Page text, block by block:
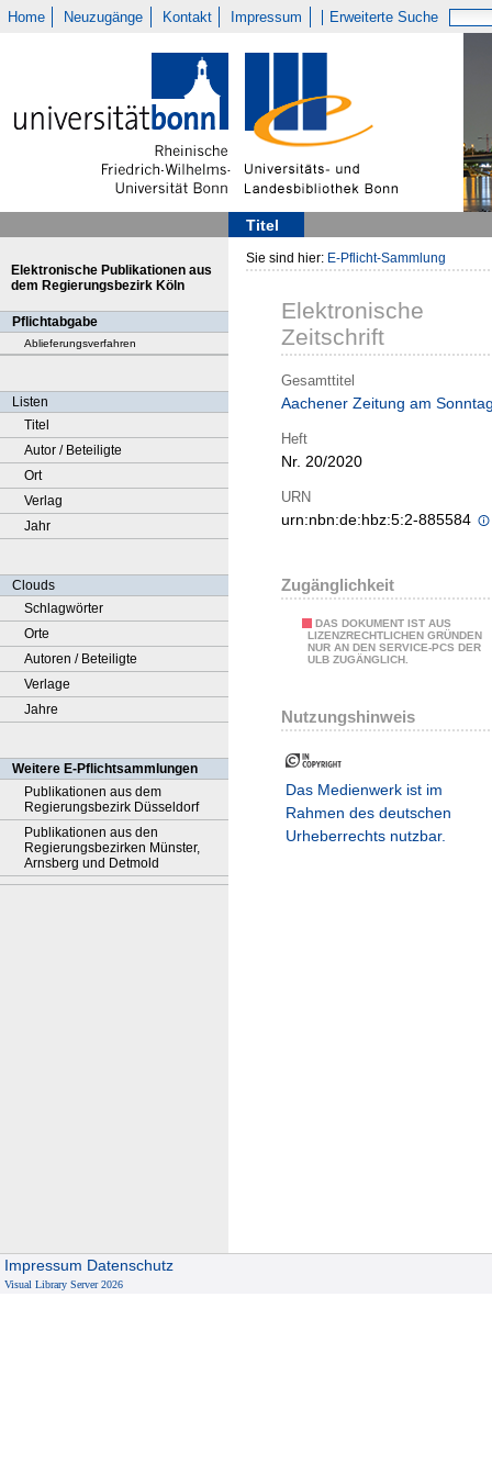
Home Neuzugänge Kontakt Impressum Erweiterte Suche
Titel
Elektronische Publikationen aus
dem Regierungsbezirk Köln
Pflichtabgabe
Ablieferungsverfahren
Listen
Titel
Autor / Beteiligte
Ort
Verlag
Jahr
Clouds
Schlagwörter
Orte
Autoren / Beteiligte
Verlage
Jahre
Weitere E-Pflichtsammlungen
Publikationen aus dem
Regierungsbezirk Düsseldorf
Publikationen aus den
Regierungsbezirken Münster,
Arnsberg und Detmold
Sie sind hier: E-Pflicht-Sammlung
Elektronische
Zeitschrift
Gesamttitel
Aachener Zeitung am
Heft
Nr. 20/2020
URN
urn:nbn:de:hbz:5:2-885584
Zugänglichkeit
DAS DOKUMENT IST AUS
LIZENZRECHTLICHEN GRÜNDEN
NUR AN DEN SERVICE-PCS DER
ULB ZUGÄNGLICH.
Nutzungshinweis
Das Medienwerk ist im
Rahmen des deutschen
Urheberrechts nutzbar.
Impressum Datenschutz
Visual Library Server 2026